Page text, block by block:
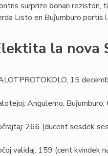
surprize bonan reziston,
Listo en Buĵumburo portis
la nova
15
Angulemo, Buĵumburo,
266 (ducent sesdek
validaj: 159 (cent kvindek